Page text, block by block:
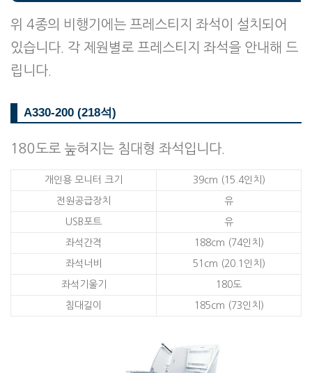
위 4종의 비행기에는 프레스티지 좌석이 설치되어
있습니다. 각 제원별로 프레스티지 좌석을 안내해 드
립니다.
A330-200 (218석)
180도로 눞혀지는 침대형 좌석입니다.
개인용 모니터 크기 39cm (15.4인치)
전원공급장치 유
USB포트 유
좌석간격 188cm (74인치)
좌석너비 51cm (20.1인치)
좌석기울기 180도
침대길이 185cm (73인치)